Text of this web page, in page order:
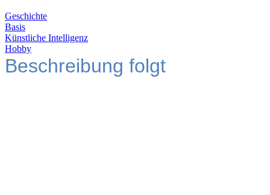
Geschichte
Basis
Künstliche Intelligenz
Hobby